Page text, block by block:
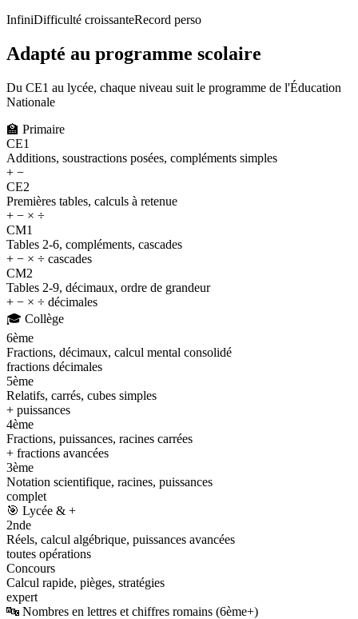
InfiniDifficulté croissanteRecord perso
Adapté au programme scolaire
Du CE1 au lycée, chaque niveau suit le programme de l'Éducation
Nationale
🏫 Primaire
CE1
Additions, soustractions posées, compléments simples
+ −
CE2
Premières tables, calculs à retenue
+ − × ÷
CM1
Tables 2-6, compléments, cascades
+ − × ÷ cascades
CM2
Tables 2-9, décimaux, ordre de grandeur
+ − × ÷ décimales
🎓 Collège
6ème
Fractions, décimaux, calcul mental consolidé
fractions décimales
5ème
Relatifs, carrés, cubes simples
+ puissances
4ème
Fractions, puissances, racines carrées
+ fractions avancées
3ème
Notation scientifique, racines, puissances
complet
🎯 Lycée & +
2nde
Réels, calcul algébrique, puissances avancées
toutes opérations
Concours
Calcul rapide, pièges, stratégies
expert
🔤 Nombres en lettres et chiffres romains (6ème+)